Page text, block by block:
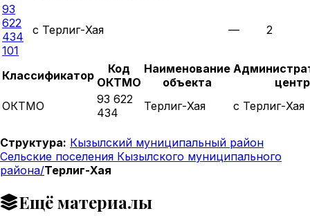
93
622
434
101
с Терлиг-Хая — 2
Классификатор
Код
ОКТМО
Наименование
объекта
центр
ОКТМО
93 622
434
Терлиг-Хая с Терлиг-Хая
Структура: Кызылский муниципальный район
Сельские поселения Кызылского муниципального
района/Терлиг-Хая
Ещё материалы